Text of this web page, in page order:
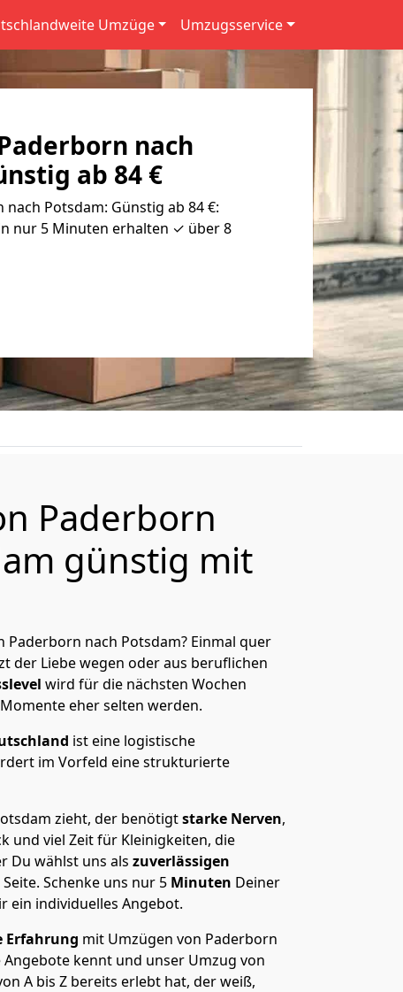
Umzüge Umzugsservice
nach
ab 84 €
Potsdam: Günstig ab 84 €:
nur 5 Minuten erhalten ✓ über 8
Paderborn
günstig mit
Paderborn nach Potsdam? Einmal quer
der Liebe wegen oder aus beruflichen
wird für die nächsten Wochen
eher selten werden.
ist eine logistische
im Vorfeld eine strukturierte
zieht, der benötigtstarke Nerven,
und viel Zeit für Kleinigkeiten, die
Du wählst uns als zuverlässigen
Schenke uns nur 5 Minuten Deiner
ein individuelles Angebot.
Erfahrung mit Umzügen von Paderborn
kennt und unser Umzug von
A bis Z bereits erlebt hat, der weiß,